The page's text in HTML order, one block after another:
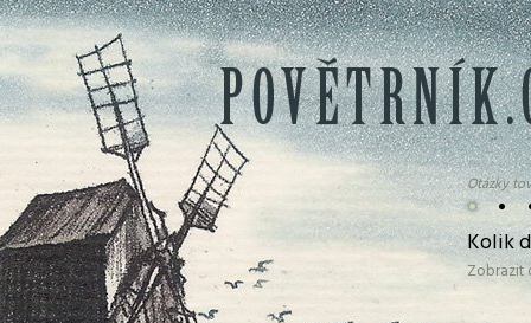
• •
Otázky
Kolik